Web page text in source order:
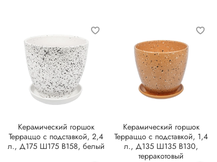
Керамический горшок
Терраццо с подставкой, 2,4
л., Д175 Ш175 В158, белый
Керамический горшок
Терраццо с подставкой, 1,4
л., Д135 Ш135 В130,
терракотовый